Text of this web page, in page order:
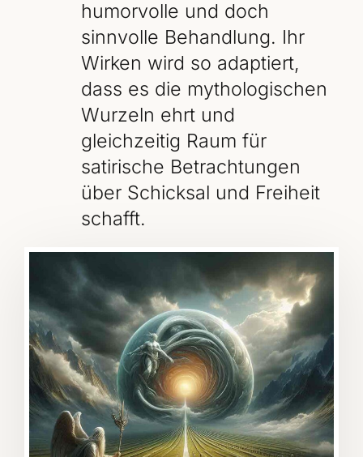
humorvolle und doch
sinnvolle Behandlung. Ihr
Wirken wird so adaptiert,
dass es die mythologischen
Wurzeln ehrt und
gleichzeitig Raum für
satirische Betrachtungen
über Schicksal und Freiheit
schafft.